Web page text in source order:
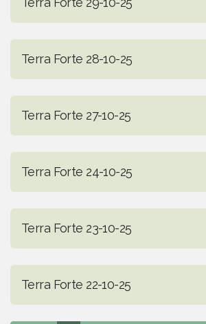
Terra Forte 28-10-25
Terra Forte 27-10-25
Terra Forte 24-10-25
Terra Forte 23-10-25
Terra Forte 22-10-25